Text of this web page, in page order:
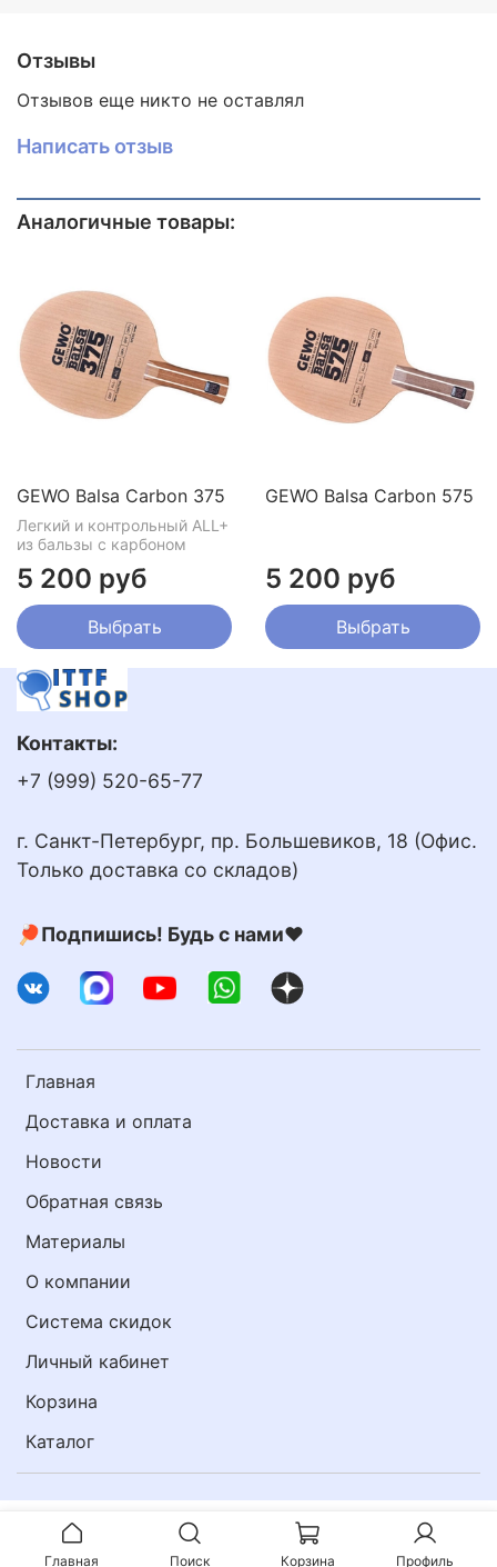
Отзывы
Отзывов еще никто не оставлял
Написать отзыв
Аналогичные товары:
GEWO Balsa Carbon 375
Легкий и контрольный ALL+
из бальзы с карбоном
5 200 руб
Выбрать
GEWO Balsa Carbon 575
5 200 руб
Выбрать
Главная
Доставка и оплата
Новости
Обратная связь
Материалы
О компании
Система скидок
Личный кабинет
Корзина
Каталог
Контакты:
+7 (999) 520-65-77
г. Санкт-Петербург, пр. Большевиков, 18 (Офис.
Только доставка со складов)
🏓Подпишись! Будь с нами❤️
Главная Поиск Корзина Профиль